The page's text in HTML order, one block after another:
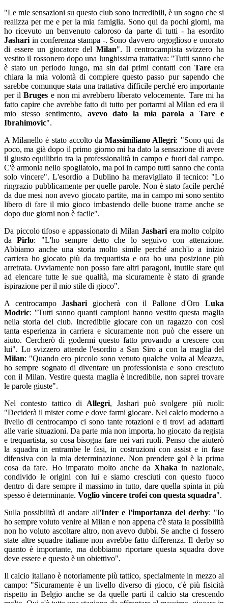
"Le mie sensazioni su questo club sono incredibili, è un sogno che si
realizza per me e per la mia famiglia. Sono qui da pochi giorni, ma
ho ricevuto un benvenuto caloroso da parte di tutti - ha esordito
Jashari in conferenza stampa -. Sono davvero orgoglioso e onorato
di essere un giocatore del Milan". Il centrocampista svizzero ha
vestito il rossonero dopo una lunghissima trattativa: "Tutti sanno che
è stato un periodo lungo, ma sin dai primi contatti conTareera
chiara la mia volontà di compiere questo passo pur sapendo che
sarebbe comunque stata una trattativa difficile perché ero importante
per ilBruges e non mi avrebbero liberato velocemente. Tare mi ha
fatto capire che avrebbe fatto di tutto per portarmi al Milan ed era il
mio stesso sentimento, avevo dato la mia parola a Tare e
Ibrahimovic".
A Milanello è stato accolto daMassimiliano Allegri: "Sono qui da
poco, ma già dopo il primo giorno mi ha dato la sensazione di avere
il giusto equilibrio tra la professionalità in campo e fuori dal campo.
C'è armonia nello spogliatoio, ma poi in campo tutti sanno che conta
solo vincere". L'esordio a Dublino ha meravigliato il tecnico: "Lo
ringrazio pubblicamente per quelle parole. Non è stato facile perché
da due mesi non avevo giocato partite, ma in campo mi sono sentito
libero di fare il mio gioco imbastendo delle buone trame anche se
dopo due giorni non è facile".
Da piccolo tifoso e appassionato di Milan Jashari era molto colpito
daPirlo: "L'ho sempre detto che lo seguivo con attenzione.
Abbiamo anche una storia molto simile perché anch'io a inizio
carriera ho giocato più da trequartista e ora ho una posizione più
arretrata. Ovviamente non posso fare altri paragoni, inutile stare qui
ad elencare tutte le sue qualità, ma sicuramente è stato di grande
ispirazione per il mio stile di gioco".
A centrocampoJashari giocherà con il Pallone d'Oro Luka
Modric: "Tutti sanno quanti campioni hanno vestito questa maglia
nella storia del club. Incredibile giocare con un ragazzo con così
tanta esperienza in carriera e sicuramente non può che essere un
aiuto. Cercherò di godermi questo fatto provando a crescere con
lui". Lo svizzero attende l'esordio a San Siro a con la maglia del
Milan: "Quando ero piccolo sono venuto qualche volta al Meazza,
ho sempre sognato di diventare un professionista e sono cresciuto
con il Milan. Vestire questa maglia è incredibile, non saprei trovare
le parole giuste".
Nel contesto tattico di Allegri, Jashari può svolgere più ruoli:
"Deciderà il mister come e dove farmi giocare. Nel calcio moderno a
livello di centrocampo ci sono tante rotazioni e ti trovi ad adattarti
alle varie situazioni. Da parte mia non importa, ho giocato da regista
e trequartista, so cosa bisogna fare nei vari ruoli. Penso che aiuterò
la squadra in entrambe le fasi, in costruzioni con assist e in fase
difensiva con la mia determinazione. Non prendere gol è la prima
cosa da fare. Ho imparato molto anche da Xhakain nazionale,
condivido le origini con lui e siamo cresciuti con questo fuoco
dentro di dare sempre il massimo in tutto, dare quella spinta in più
spesso è determinante. Voglio vincere trofei con questa squadra".
Sulla possibilità di andare all'Inter e l'importanza del derby: "Io
ho sempre voluto venire al Milan e non appena c'è stata la possibilità
non ho voluto ascoltare altro, non avevo dubbi. Se anche ci fossero
state altre squadre italiane non avrebbe fatto differenza. Il derby so
quanto è importante, ma dobbiamo riportare questa squadra dove
deve essere e questo è un obiettivo".
Il calcio italiano è notoriamente più tattico, specialmente in mezzo al
campo: "Sicuramente è un livello diverso di gioco, c'è più fisicità
rispetto in Belgio anche se da quelle parti il calcio sta crescendo